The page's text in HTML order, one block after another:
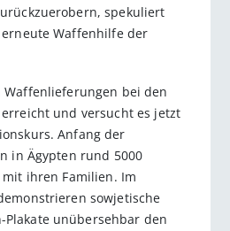
spekuliert
Waffenhilfe der
Waffenlieferungen bei den
und versucht es jetzt
Anfang der
in Ägypten rund 5000
ihren Familien. Im
sowjetische
Plakate unübersehbar den